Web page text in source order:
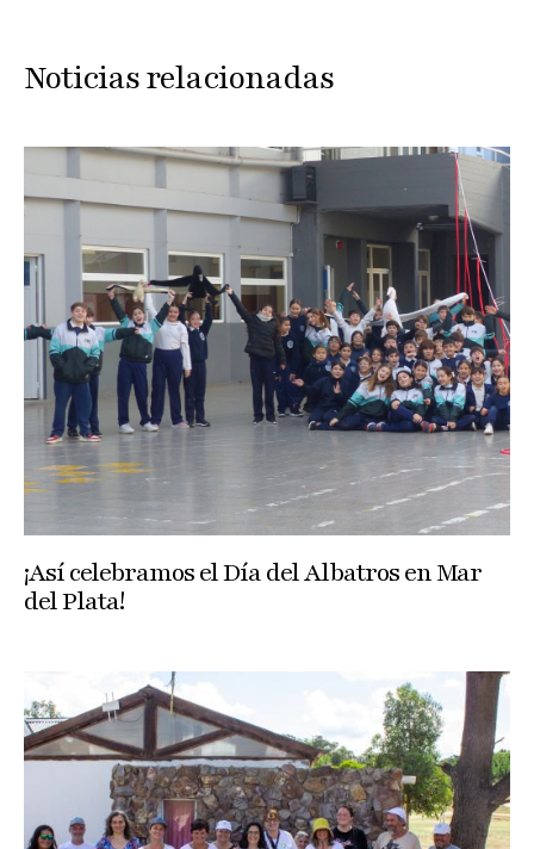
Noticias relacionadas
¡Así celebramos el Día del Albatros en Mar
del Plata!